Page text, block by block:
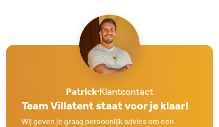
PatrickKlantcontact
Team Villatent staat voor je klaar!
Wij geven je graag persoonlijk advies om een